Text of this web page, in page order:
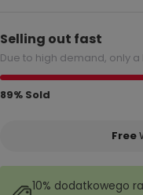
Selling out fast
Due to high demand, only
89% Sold
Free
10% dodatkowego